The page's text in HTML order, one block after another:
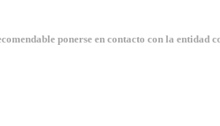
ponerse en contacto con la entidad